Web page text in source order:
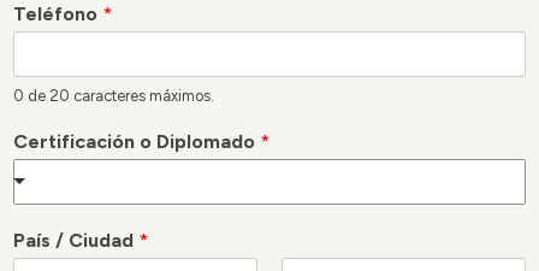
Teléfono *
0 de 20 caracteres máximos.
Certificación o Diplomado *
País / Ciudad *